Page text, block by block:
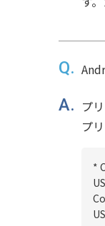
プ
プ
*